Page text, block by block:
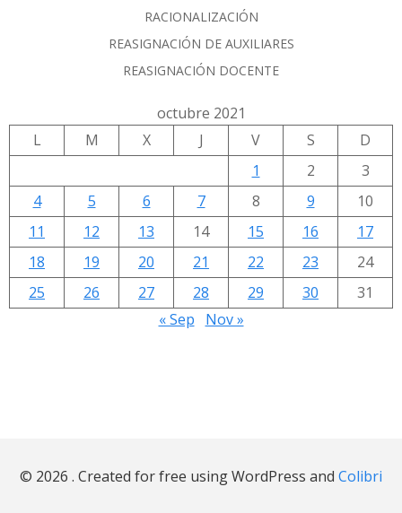
RACIONALIZACIÓN
REASIGNACIÓN DE AUXILIARES
REASIGNACIÓN DOCENTE
octubre 2021
L
M X J V S
D
1
2
3
4
5 6 7 8 9
10
11
12 13 14 15 16
17
18
19 20 21 22 23
24
25
26 27 28 29 30
31
« Sep
Nov »
© 2026 . Created for free using WordPress and Colibri